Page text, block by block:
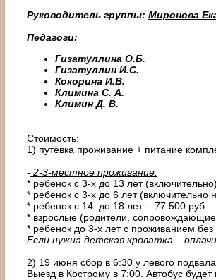
Руководитель группы: Миронова
Педагоги:
Гизатуллина О.Б.
Гизатуллин И.С.
Кокорина И.В.
Климина С. А.
Климин Д. В.
Стоимость:
1) путёвка проживание + питание
- 2-3-местное проживание:
* ребенок с 3-х до 13 лет
* ребенок с 3-х до 6 лет (включительно
* ребенок с 14 до 18 лет - 77 500 руб.
* взрослые (родители,
* ребенок до 3-х лет с проживанием без
Если нужна детская кроватка –
2) 19 июня сбор в 6:30 у левого
Выезд в Кострому в 7:00. Автобус